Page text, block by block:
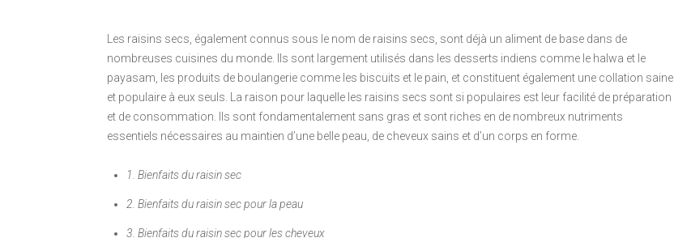
Les raisins secs, également connus sous le nom de raisins secs, sont déjà un aliment de base dans de
nombreuses cuisines du monde. Ils sont largement utilisés dans les desserts indiens comme le halwa et le
payasam, les produits de boulangerie comme les biscuits et le pain, et constituent également une collation saine
et populaire à eux seuls. La raison pour laquelle les raisins secs sont si populaires est leur facilité de préparation
et de consommation. Ils sont fondamentalement sans gras et sont riches en de nombreux nutriments
essentiels nécessaires au maintien d’une belle peau, de cheveux sains et d’un corps en forme.
1. Bienfaits du raisin sec
2. Bienfaits du raisin sec pour la peau
3. Bienfaits du raisin sec pour les cheveux